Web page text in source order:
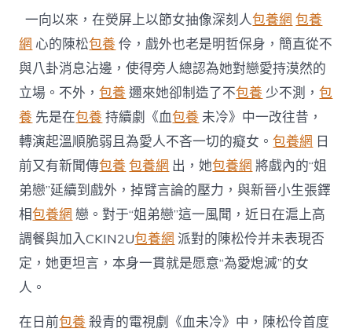
姐
弟
戀
風
聞
戲
內
戲
外
皆
“為
愛
熄
滅”〉
中
一向以來，在熒屏上以節女抽像深刻人包養網 包養
網 心的陳松包養 伶，戲外也老是明哲保身，簡直從不
與八卦消息沾邊，使得旁人總認為她對戀愛持漠然的
立場。不外，包養 邇來她卻制造了不包養 少不測，包
養 先是在包養 持續劇《血包養 未冷》中一改往昔，
轉演起溫順脆弱且為愛人不吝一切的癡女。包養網 日
前又有新聞傳包養 包養網 出，她包養網 將戲內的“姐
弟戀”延續到戲外，掉臂言論的壓力，與新晉小生張鐸
相包養網 戀。對于“姐弟戀”這一風聞，近日在滬上高
調餐與加入CKIN2U包養網 派對的陳松伶并未表現否
定，她更坦言，本身一貫就是愿意“為愛熄滅”的女
人。
在日前包養 殺青的電視劇《血未冷》中，陳松伶首度